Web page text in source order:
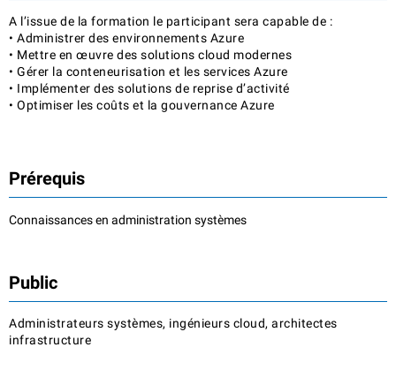
A l’issue de la formation le participant sera capable de :
• Administrer des environnements Azure
• Mettre en œuvre des solutions cloud modernes
• Gérer la conteneurisation et les services Azure
• Implémenter des solutions de reprise d’activité
• Optimiser les coûts et la gouvernance Azure
Prérequis
Connaissances en administration systèmes
Public
Administrateurs systèmes, ingénieurs cloud, architectes
infrastructure